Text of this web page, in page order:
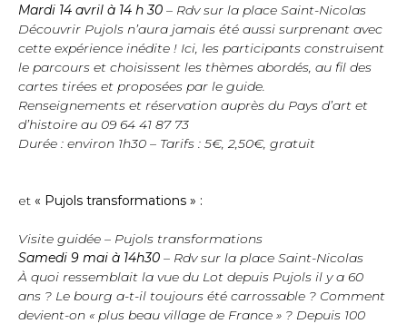
Mardi 14 avril à 14 h 30 – Rdv sur la place Saint-Nicolas
Découvrir Pujols n’aura jamais été aussi surprenant avec
cette expérience inédite ! Ici, les participants construisent
le parcours et choisissent les thèmes abordés, au fil des
cartes tirées et proposées par le guide.
Renseignements et réservation auprès du Pays d’art et
d’histoire au 09 64 41 87 73
Durée : environ 1h30 – Tarifs : 5€, 2,50€, gratuit
et « Pujols transformations » :
Visite guidée – Pujols transformations
Samedi 9 mai à 14h30 – Rdv sur la place Saint-Nicolas
À quoi ressemblait la vue du Lot depuis Pujols il y a 60
ans ? Le bourg a-t-il toujours été carrossable ? Comment
devient-on « plus beau village de France » ? Depuis 100